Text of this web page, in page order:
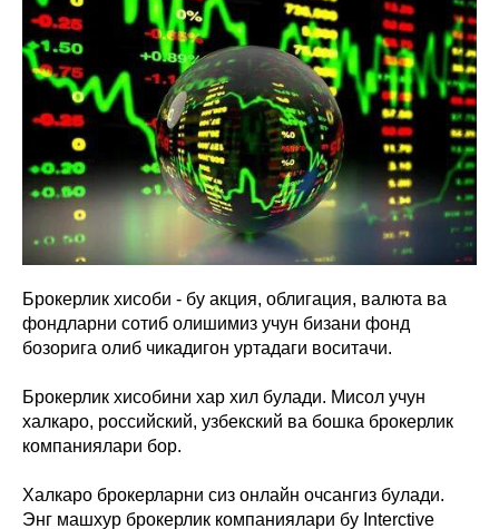
Брокерлик хисоби - бу акция, облигация, валюта ва
фондларни сотиб олишимиз учун бизани фонд
бозорига олиб чикадигон уртадаги воситачи.
Брокерлик хисобини хар хил булади. Мисол учун
халкаро, российский, узбекский ва бошка брокерлик
компаниялари бор.
Халкаро брокерларни сиз онлайн очсангиз булади.
Энг машхур брокерлик компаниялари бу Interctive